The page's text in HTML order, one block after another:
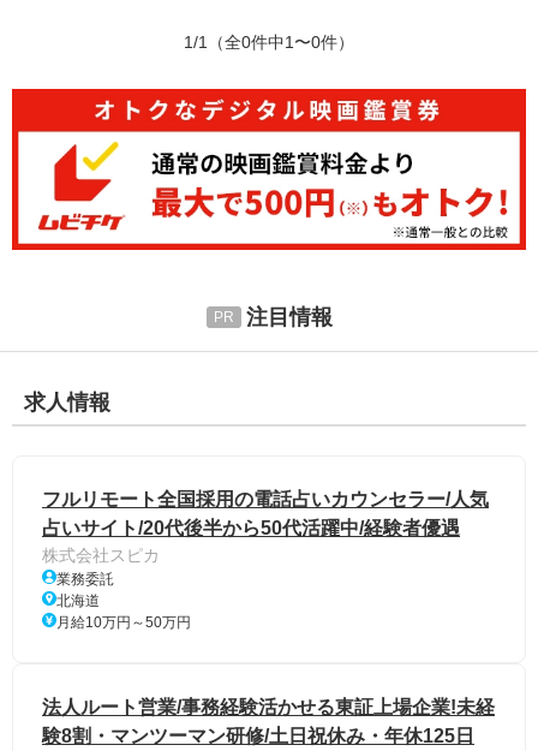
1/1 （全0件中1〜0件）
注目情報
求人情報
フルリモート全国採用の電話占いカウンセラー/人気
占いサイト/20代後半から50代活躍中/経験者優遇
株式会社スピカ
業務委託
北海道
月給10万円～50万円
法人ルート営業/事務経験活かせる東証上場企業!未経
験8割・マンツーマン研修/土日祝休み・年休125日